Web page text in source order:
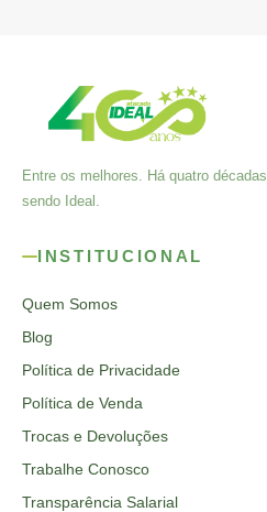
Entre os melhores. Há quatro décadas,
sendo Ideal.
INSTITUCIONAL
Quem Somos
Blog
Política de Privacidade
Política de Venda
Trocas e Devoluções
Trabalhe Conosco
Transparência Salarial